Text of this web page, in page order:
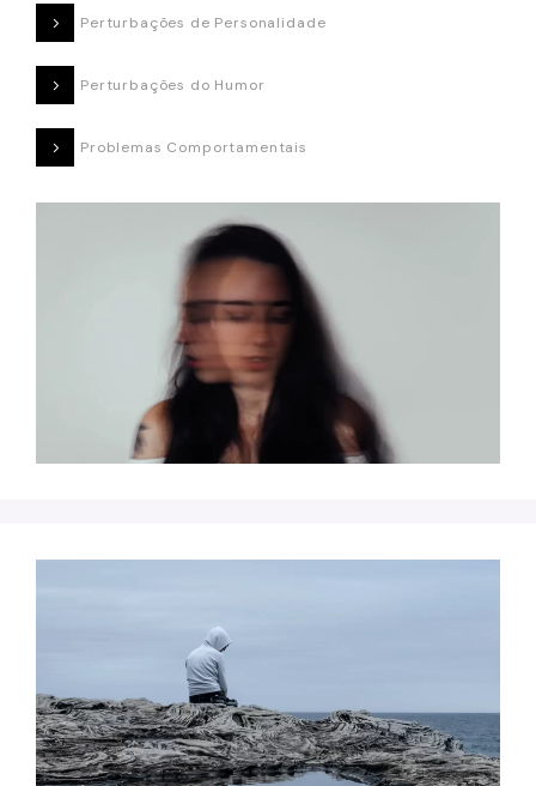
Perturbações de Personalidade
Perturbações do Humor
Problemas Comportamentais